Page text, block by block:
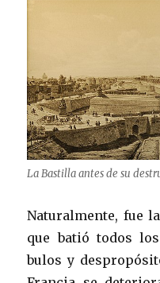
La Bastilla antes de su
Naturalmente, fue
que batió todos los
bulos y